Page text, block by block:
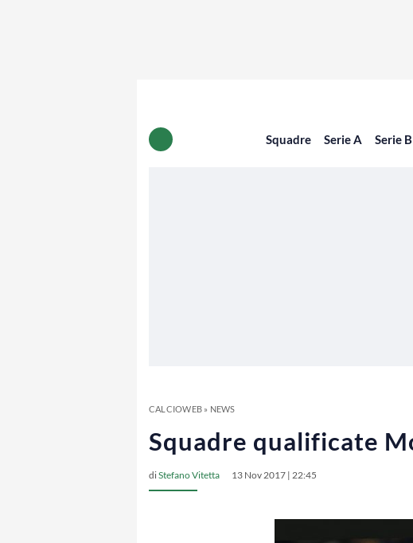
Squadre Serie A Serie B
CALCIOWEB» NEWS
Squadre qualificate
diStefano Vitetta 13 Nov 2017 | 22:45